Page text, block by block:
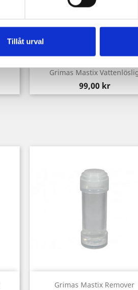
Tillåt urval
Grimas Mastix
Pris
99,00 kr
Snabbvy
Grimas Mastix Remover
Snabbvy